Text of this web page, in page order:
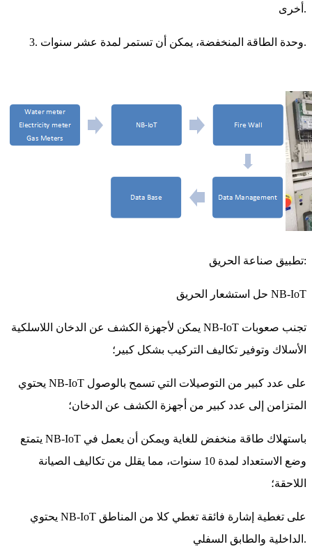
أخرى.
3. وحدة الطاقة المنخفضة، يمكن أن تستمر لمدة عشر سنوات.
تطبيق صناعة الحريق:
حل استشعار الحريق NB-IoT
يمكن لأجهزة الكشف عن الدخان اللاسلكية NB-IoT تجنب صعوبات
الأسلاك وتوفير تكاليف التركيب بشكل كبير؛
يحتوي NB-IoT على عدد كبير من التوصيلات التي تسمح بالوصول
المتزامن إلى عدد كبير من أجهزة الكشف عن الدخان؛
يتمتع NB-IoT باستهلاك طاقة منخفض للغاية ويمكن أن يعمل في
وضع الاستعداد لمدة 10 سنوات، مما يقلل من تكاليف الصيانة
اللاحقة؛
يحتوي NB-IoT على تغطية إشارة فائقة تغطي كلا من المناطق
الداخلية والطابق السفلي.